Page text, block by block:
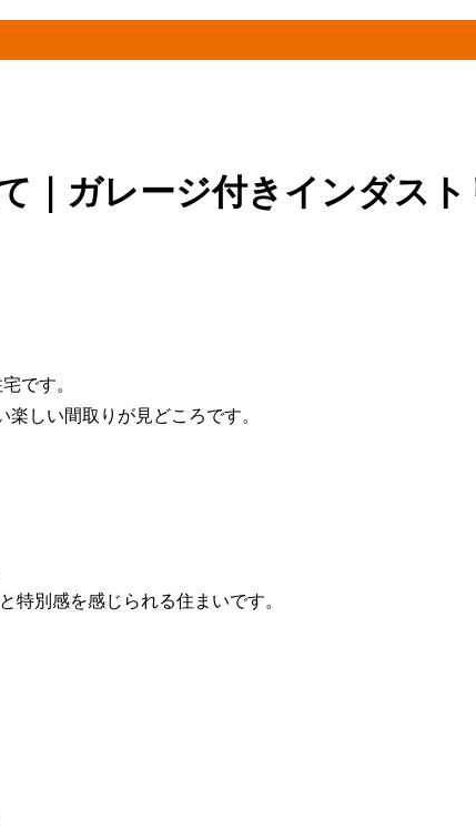
｜ガレージ付きインダス
です。
しい間取りが見どころです。
別感を感じられる住まいです。